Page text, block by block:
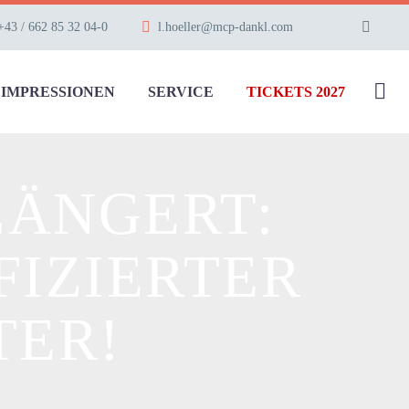
/ 662 85 32 04-0 l.hoeller@mcp-dankl.com
IMPRESSIONEN SERVICE TICKETS 2027